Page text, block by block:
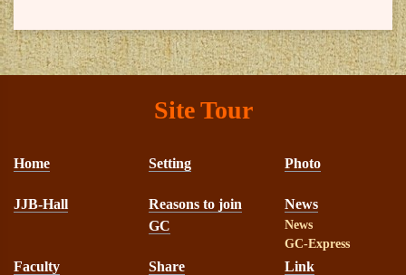
教育部獎學金，並於2024/11/23在總
統府受獎。
瑾同學榮獲台灣輔導與諮商學會113
學年度蔣建白先生獎學金
本系林淑華助理教授榮獲
Site Tour
Home Setting Photo
JJB-Hall
Reasons to join
GC
News
News
GC-Express
Faculty Share Link